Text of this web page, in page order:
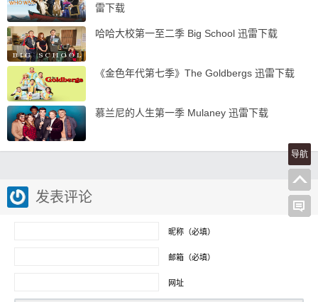
雷下载
哈哈大校第一至二季 Big School 迅雷下载
《金色年代第七季》The Goldbergs 迅雷下载
慕兰尼的人生第一季 Mulaney 迅雷下载
发表评论
昵称（必填）
邮箱（必填）
网址
导航